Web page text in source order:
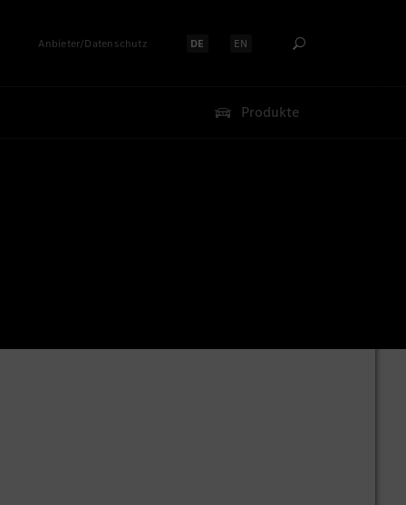
Anbieter/Datenschutz Sprache auswählen:
DE Sprache auswählen:
EN
Produkte